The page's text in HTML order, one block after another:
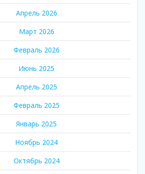
Апрель 2026
Март 2026
Февраль 2026
Июнь 2025
Апрель 2025
Февраль 2025
Январь 2025
Ноябрь 2024
Октябрь 2024